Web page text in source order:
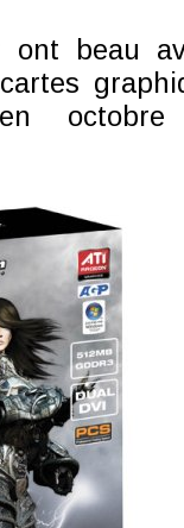
ont beau
octobre